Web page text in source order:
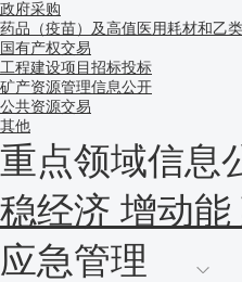
政府采购
药品（疫苗）及高值医用耗材和乙
国有产权交易
工程建设项目招标投标
矿产资源管理信息公开
公共资源交易
其他
重点领域信
稳经济 增动能
应急管理